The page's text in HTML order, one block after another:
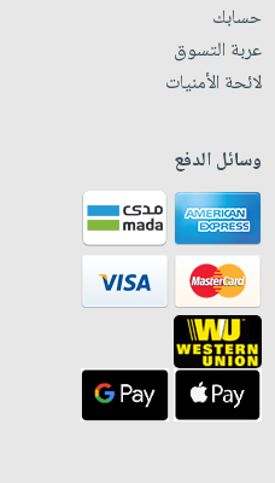
حسابك
عربة التسوق
لائحة الأمنيات
وسائل الدفع